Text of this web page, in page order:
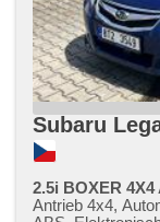
Subaru
2.5i BOXER 4X4
Antrieb 4x4,